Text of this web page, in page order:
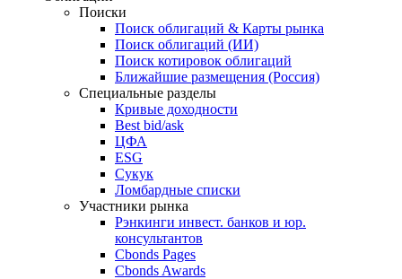
Поиски
Поиск облигаций & Карты рынка
Поиск облигаций (ИИ)
Поиск котировок облигаций
Ближайшие размещения (Россия)
Специальные разделы
Кривые доходности
Best bid/ask
ЦФА
ESG
Сукук
Ломбардные списки
Участники рынка
Рэнкинги инвест. банков и юр.
консультантов
Cbonds Pages
Cbonds Awards